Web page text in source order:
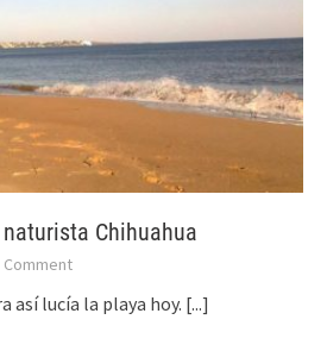
Chihuahua
Comment
así lucía la playa hoy. [...]